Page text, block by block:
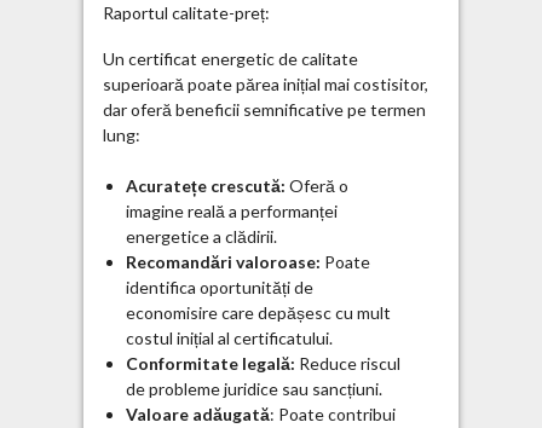
Raportul calitate-preț:
Un certificat energetic de calitate
superioară poate părea inițial mai costisitor,
dar oferă beneficii semnificative pe termen
lung:
Acuratețe crescută: Oferă o
imagine reală a performanței
energetice a clădirii.
Recomandări valoroase: Poate
identifica oportunități de
economisire care depășesc cu mult
costul inițial al certificatului.
Conformitate legală: Reduce riscul
de probleme juridice sau sancțiuni.
Valoare adăugată: Poate contribui